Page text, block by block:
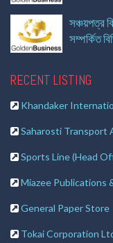
সঞ্চয়পত্র
সম্পর্কিত
RECENT LISTING
Khandaker
Saharosti Transport
Sports Line (Head
Miazee Publications
General Paper Store
Tokai Corporation